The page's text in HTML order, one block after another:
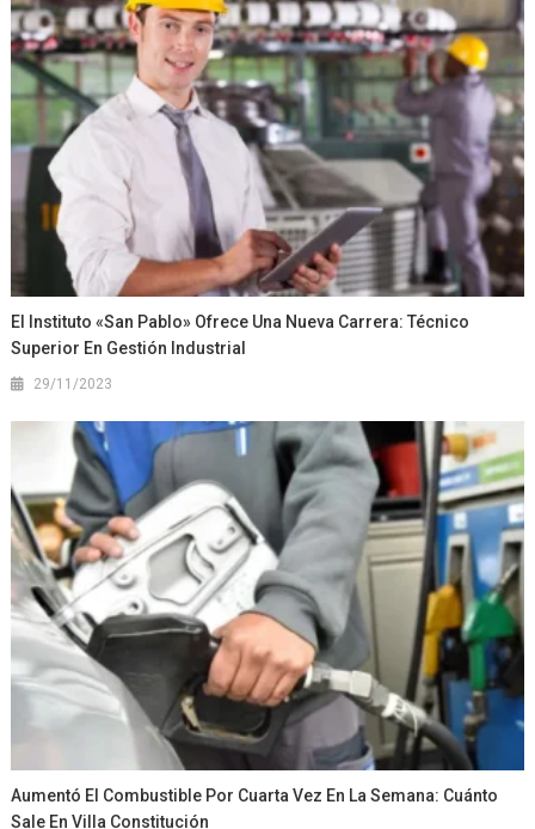
El Instituto «San Pablo» Ofrece Una Nueva Carrera: Técnico
Superior En Gestión Industrial
29/11/2023
Aumentó El Combustible Por Cuarta Vez En La Semana: Cuánto
Sale En Villa Constitución